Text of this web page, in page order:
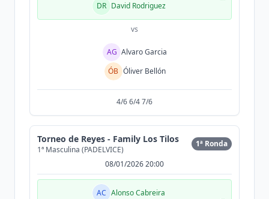
DR David Rodriguez
vs
AG Alvaro Garcia
ÓB Óliver Bellón
4/6 6/4 7/6
Torneo de Reyes - Family Los Tilos
1ª Masculina (PADELVICE)
1ª Ronda
08/01/2026 20:00
AC Alonso Cabreira